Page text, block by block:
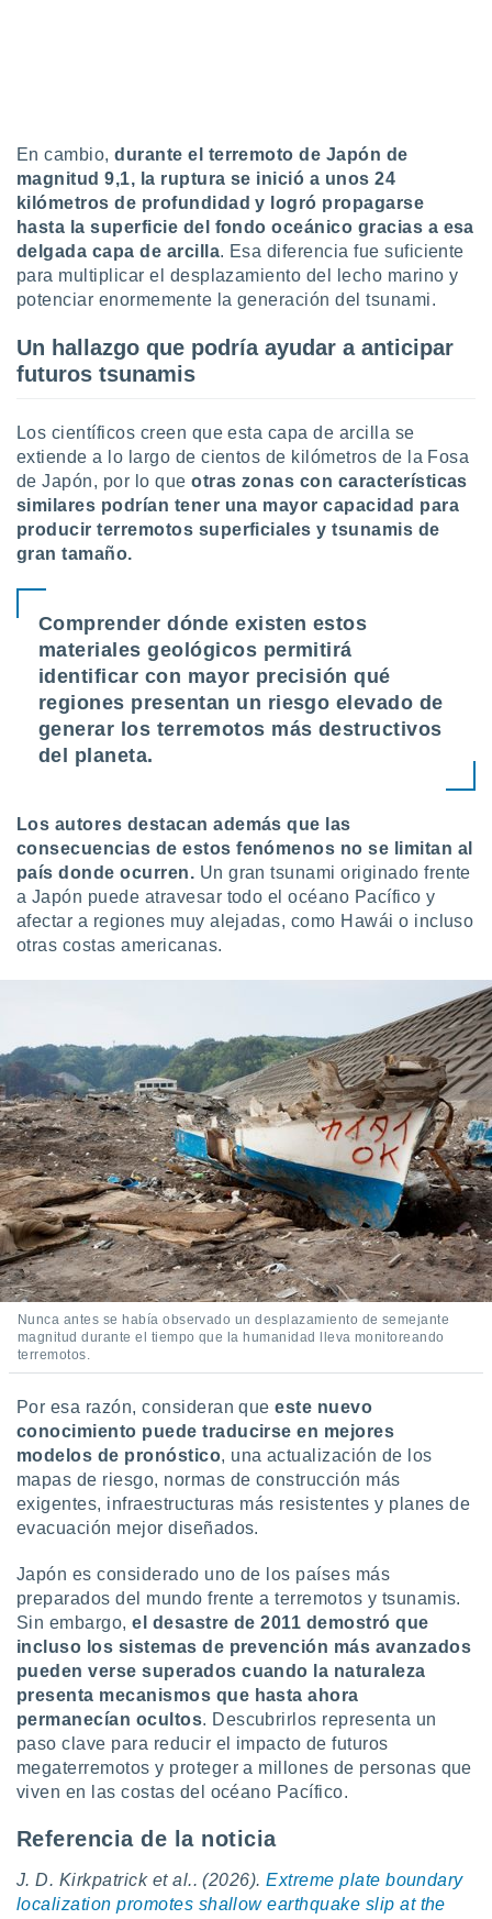
En cambio,durante el terremoto de Japón de
magnitud 9,1, la ruptura se inició a unos 24
kilómetros de profundidad y logró propagarse
hasta la superficie del fondo oceánico gracias a esa
delgada capa de arcilla. Esa diferencia fue suficiente
para multiplicar el desplazamiento del lecho marino y
potenciar enormemente la generación del tsunami.
Un hallazgo que podría ayudar a anticipar
futuros tsunamis
Los científicos creen que esta capa de arcilla se
extiende a lo largo de cientos de kilómetros de la Fosa
de Japón, por lo queotras zonas con características
similares podrían tener una mayor capacidad para
producir terremotos superficiales y tsunamis de
gran tamaño.
Comprender dónde existen estos
materiales geológicos permitirá
identificar con mayor precisión qué
regiones presentan un riesgo elevado de
generar los terremotos más destructivos
del planeta.
Los autores destacan además que las
consecuencias de estos fenómenos no se limitan al
país donde ocurren. Un gran tsunami originado frente
a Japón puede atravesar todo el océano Pacífico y
afectar a regiones muy alejadas, como Hawái o incluso
otras costas americanas.
Nunca antes se había observado un desplazamiento de semejante
magnitud durante el tiempo que la humanidad lleva monitoreando
terremotos.
Por esa razón, consideran queeste nuevo
conocimiento puede traducirse en mejores
modelos de pronóstico, una actualización de los
mapas de riesgo, normas de construcción más
exigentes, infraestructuras más resistentes y planes de
evacuación mejor diseñados.
Japón es considerado uno de los países más
preparados del mundo frente a terremotos y tsunamis.
Sin embargo,el desastre de 2011 demostró que
incluso los sistemas de prevención más avanzados
pueden verse superados cuando la naturaleza
presenta mecanismos que hasta ahora
permanecían ocultos. Descubrirlos representa un
paso clave para reducir el impacto de futuros
megaterremotos y proteger a millones de personas que
viven en las costas del océano Pacífico.
Referencia de la noticia
J. D. Kirkpatrick et al.. (2026).Extreme plate boundary
localization promotes shallow earthquake slip at the